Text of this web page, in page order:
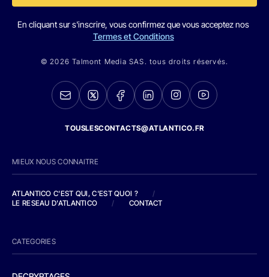
En cliquant sur s'inscrire, vous confirmez que vous acceptez nos
Termes et Conditions
© 2026 Talmont Media SAS. tous droits réservés.
TOUSLESCONTACTS@ATLANTICO.FR
MIEUX NOUS CONNAITRE
ATLANTICO C'EST QUI, C'EST QUOI ?
/
LE RESEAU D'ATLANTICO
/ CONTACT
CATEGORIES